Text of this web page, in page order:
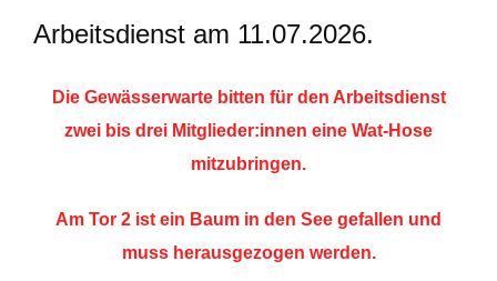
Arbeitsdienst am 11.07.2026.
Die Gewässerwarte bitten für den Arbeitsdienst
zwei bis drei Mitglieder:innen eine Wat-Hose
mitzubringen.
Am Tor 2 ist ein Baum in den See gefallen und
muss herausgezogen werden.